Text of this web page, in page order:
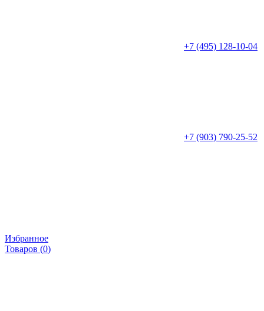
+7 (495) 128-10-04
+7 (903) 790-25-52
Избранное
Товаров (0)